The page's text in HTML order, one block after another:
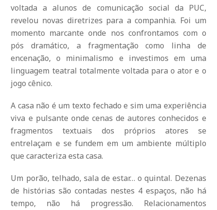
voltada a alunos de comunicação social da PUC,
revelou novas diretrizes para a companhia. Foi um
momento marcante onde nos confrontamos com o
pós dramático, a fragmentação como linha de
encenação, o minimalismo e investimos em uma
linguagem teatral totalmente voltada para o ator e o
jogo cênico.
A casa não é um texto fechado e sim uma experiência
viva e pulsante onde cenas de autores conhecidos e
fragmentos textuais dos próprios atores se
entrelaçam e se fundem em um ambiente múltiplo
que caracteriza esta casa.
Um porão, telhado, sala de estar… o quintal. Dezenas
de histórias são contadas nestes 4 espaços, não há
tempo, não há progressão. Relacionamentos